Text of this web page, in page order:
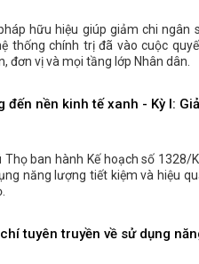
hữu hiệu giúp giảm chi ngân
thống chính trị đã vào cuộc
đơn vị và mọi tầng lớp Nhân dân.
đến nền kinh tế xanh - Kỳ I:
ban hành Kế hoạch số 1328/
năng lượng tiết kiệm và hiệu
tuyên truyền về sử dụng